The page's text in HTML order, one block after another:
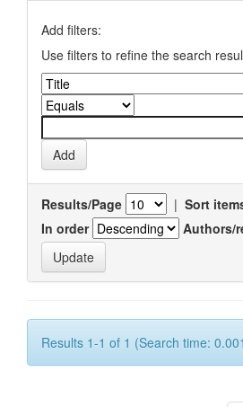
Add filters:
Use filters to refine the search
Results/Page | Sort
In order
Authors/
Results 1-1 of 1 (Search time: